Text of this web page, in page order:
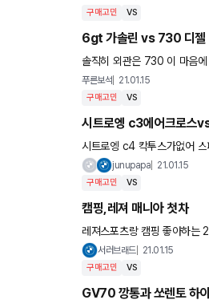
구매고민 VS
6gt 가솔린 vs 730 디젤
솔직히 외관은 730 이 마음
럽다면 고민도 안할텐데 인테
푸른보석 21.01.15
구매고민 VS
시트로엥 c3에어크로스
시트로엥 c4 칵투스가
junupapa 21.01.15
구매고민 VS
캠핑,레져 매니아 첫차
레져스포츠랑 캠핑 좋아하는
서러브래드 21.01.15
구매고민 VS
GV70 깡통과 쏘렌토 하